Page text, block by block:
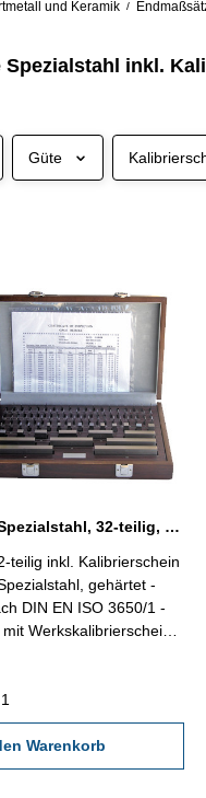
und Keramik /
Spezialstahl inkl.
Güte
Endmaßsatz, Spezialstahl, 32-teilig, Güte 1 inkl. Kalibrierschein
teilig inkl. Kalibrierschein
gehärtet -
DIN EN ISO 3650/1 -
Werkskalibrierschein
1,10-1,90 / 9 x 1-9 / 4 x
mit 87 Endmaßen
Warenkorb